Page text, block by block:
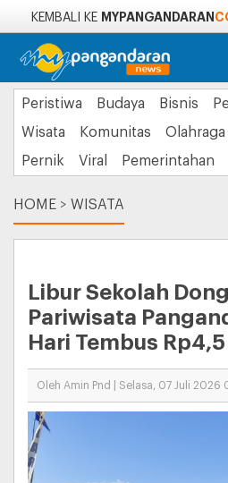
KEMBALI KE MYPANGANDARAN
Peristiwa Budaya Bisnis
Wisata
Komunitas Olahraga
Pernik
Viral Pemerintahan
HOME > WISATA
Libur Sekolah
Pariwisata
Hari Tembus
Oleh Amin Pnd | Selasa, 07 Juli 2026